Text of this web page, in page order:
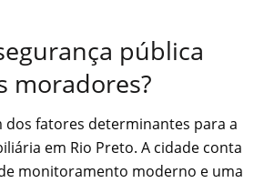
pública
moradores?
dos fatores determinantes para a
em Rio Preto. A cidade conta
monitoramento moderno e uma